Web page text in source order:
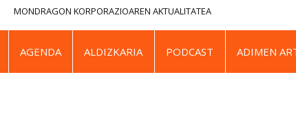
MONDRAGON KORPORAZIOAREN AKTUALITATEA
AGENDA ALDIZKARIA PODCAST ADIMEN